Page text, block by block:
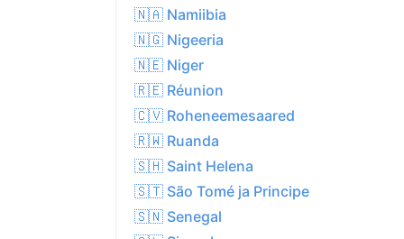
🇳🇦 Namiibia
🇳🇬 Nigeeria
🇳🇪 Niger
🇷🇪 Réunion
🇨🇻 Roheneemesaared
🇷🇼 Ruanda
🇸🇭 Saint Helena
🇸🇹 São Tomé ja Principe
🇸🇳 Senegal